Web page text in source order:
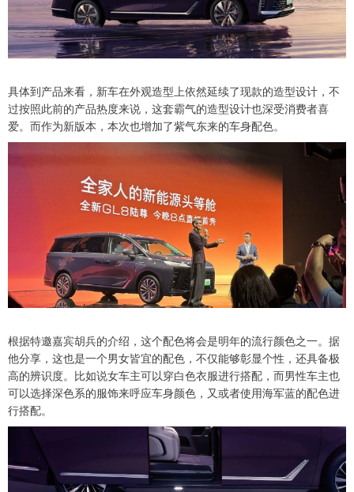
具体到产品来看，新车在外观造型上依然延续了现款的造型设计，不
过按照此前的产品热度来说，这套霸气的造型设计也深受消费者喜
爱。而作为新版本，本次也增加了紫气东来的车身配色。
根据特邀嘉宾胡兵的介绍，这个配色将会是明年的流行颜色之一。据
他分享，这也是一个男女皆宜的配色，不仅能够彰显个性，还具备极
高的辨识度。比如说女车主可以穿白色衣服进行搭配，而男性车主也
可以选择深色系的服饰来呼应车身颜色，又或者使用海军蓝的配色进
行搭配。